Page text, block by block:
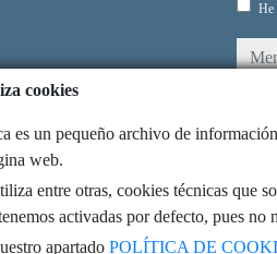
He
cookies
es un pequeño archivo de
web.
entre otras, cookies técnicas que
activadas por defecto, pues no
apartado POLÍTICA DE